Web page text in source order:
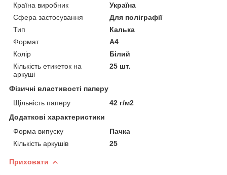
Країна виробник
Україна
Сфера застосування
Для поліграфії
Тип
Калька
Формат
A4
Колір
Білий
Кількість етикеток на
аркуші
25 шт.
Фізичні властивості паперу
Щільність паперу
42 г/м2
Додаткові характеристики
Форма випуску
Пачка
Кількість аркушів
25
Приховати